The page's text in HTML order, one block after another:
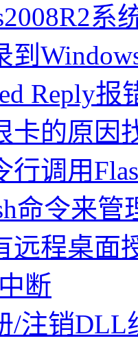
系
到
Reply报
卡的原因
行调用
命令来
远程桌面
断
/注销DLL